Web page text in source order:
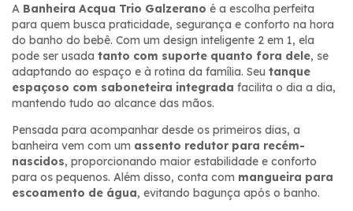
A Banheira Acqua Trio Galzerano é a escolha perfeita
para quem busca praticidade, segurança e conforto na hora
do banho do bebê. Com um design inteligente 2 em 1, ela
pode ser usada tanto com suporte quanto fora dele, se
adaptando ao espaço e à rotina da família. Seu tanque
espaçoso com saboneteira integrada facilita o dia a dia,
mantendo tudo ao alcance das mãos.
Pensada para acompanhar desde os primeiros dias, a
banheira vem com um assento redutor para recém-
nascidos, proporcionando maior estabilidade e conforto
para os pequenos. Além disso, conta com mangueira para
escoamento de água, evitando bagunça após o banho.